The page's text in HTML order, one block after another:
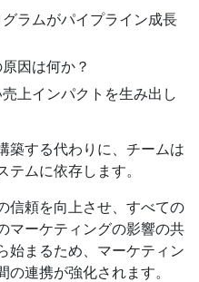
ラムがパイプライン成長
因は何か？
上インパクトを生み出し
築する代わりに、チームは
ムに依存します。
信頼を向上させ、すべての
マーケティングの影響の共
始まるため、マーケティン
連携が強化されます。